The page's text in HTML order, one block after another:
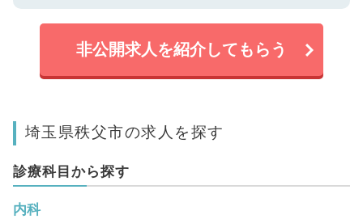
非公開求人を紹介してもらう
埼玉県秩父市の求人を探す
診療科目から探す
内科